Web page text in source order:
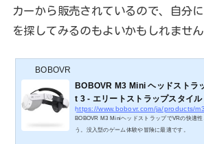
カーから販売されているので、自分
を探してみるのもよいかもしれません
BOBOVR
BOBOVR M3 Mini ヘッドストラ
t 3 - エリートストラップスタイル
https://www.bobovr.com/ja/products/
BOBOVR M3 MiniヘッドストラップでVRの快適
う。没入型のゲーム体験や冒険に最適です。